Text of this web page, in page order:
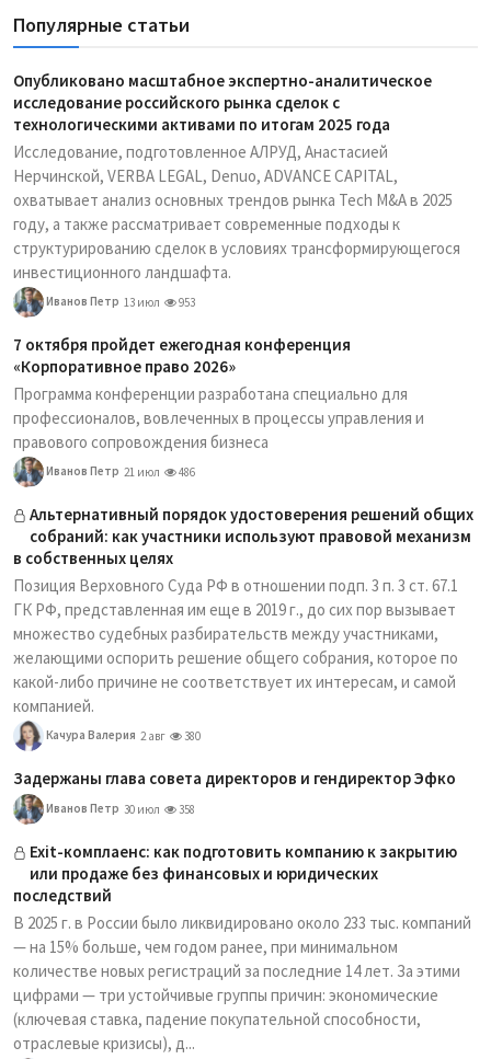
Популярные статьи
Опубликовано масштабное экспертно-аналитическое
исследование российского рынка сделок с
технологическими активами по итогам 2025 года
Исследование, подготовленное АЛРУД, Анастасией
Нерчинской, VERBA LEGAL, Denuo, ADVANCE CAPITAL,
охватывает анализ основных трендов рынка Tech M&A в 2025
году, а также рассматривает современные подходы к
структурированию сделок в условиях трансформирующегося
инвестиционного ландшафта.
Иванов Петр 13 июл 953
7 октября пройдет ежегодная конференция
«Корпоративное право 2026»
Программа конференции разработана специально для
профессионалов, вовлеченных в процессы управления и
правового сопровождения бизнеса
Иванов Петр 21 июл 486
Альтернативный порядок удостоверения решений общих
собраний: как участники используют правовой механизм
в собственных целях
Позиция Верховного Суда РФ в отношении подп. 3 п. 3 ст. 67.1
ГК РФ, представленная им еще в 2019 г., до сих пор вызывает
множество судебных разбирательств между участниками,
желающими оспорить решение общего собрания, которое по
какой-либо причине не соответствует их интересам, и самой
компанией.
Качура Валерия 2 авг 380
Задержаны глава совета директоров и гендиректор Эфко
Иванов Петр 30 июл 358
Exit-комплаенс: как подготовить компанию к закрытию
или продаже без финансовых и юридических
последствий
В 2025 г. в России было ликвидировано около 233 тыс. компаний
— на 15% больше, чем годом ранее, при минимальном
количестве новых регистраций за последние 14 лет. За этими
цифрами — три устойчивые группы причин: экономические
(ключевая ставка, падение покупательной способности,
отраслевые кризисы), д...